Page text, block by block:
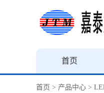
首页
首页 > 产品中心 >